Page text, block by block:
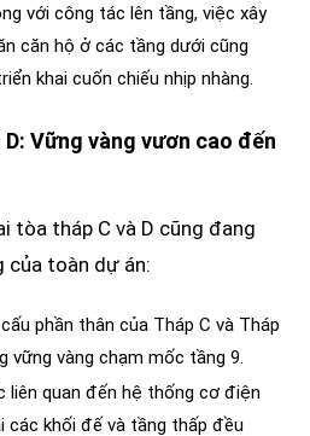
với công tác lên tầng, việc xây
căn hộ ở các tầng dưới cũng
khai cuốn chiếu nhịp nhàng.
D: Vững vàng vươn cao đến
tòa tháp C và D cũng đang
của toàn dự án:
phần thân của Tháp C và Tháp
vững vàng chạm mốc tầng 9.
liên quan đến hệ thống cơ điện
các khối đế và tầng thấp đều